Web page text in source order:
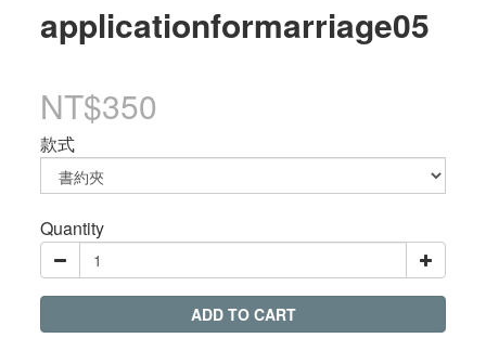
applicationformarriage05
NT$350
款式
Quantity
ADD TO CART